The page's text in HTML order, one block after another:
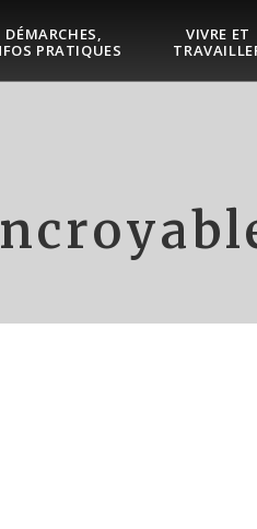
DÉMARCHES,
PRATIQUES
VIVRE ET